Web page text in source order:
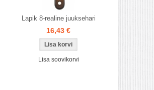
Lapik 8-realine juuksehari
16,43 €
Lisa soovikorvi